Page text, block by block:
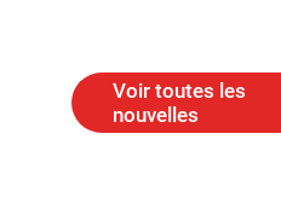
Voir toutes les
nouvelles